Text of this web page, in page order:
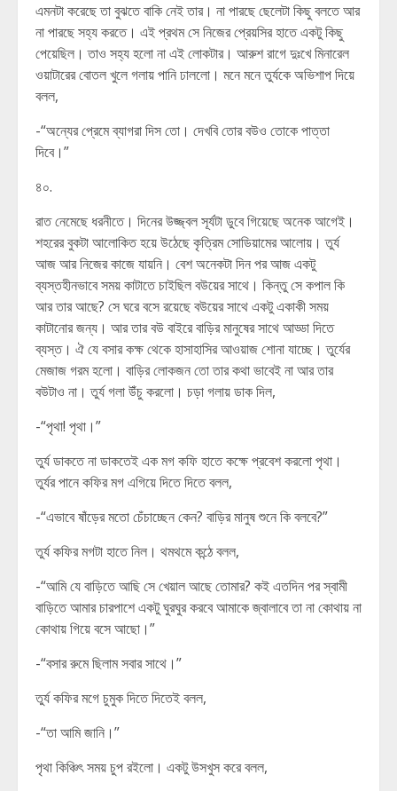
এমনটা করেছে তা বুঝতে বাকি নেই তার। না পারছে ছেলেটা কিছু বলতে আর
না পারছে সহ্য করতে। এই প্রথম সে নিজের প্রেয়সির হাতে একটু কিছু
পেয়েছিল। তাও সহ্য হলো না এই লোকটার। আরুশ রাগে দুঃখে মিনারেল
ওয়াটারের বোতল খুলে গলায় পানি ঢাললো। মনে মনে তুর্যকে অভিশাপ দিয়ে
বলল,
-“অন্যের প্রেমে ব্যাগরা দিস তো। দেখবি তোর বউও তোকে পাত্তা
দিবে।”
৪০.
রাত নেমেছে ধরনীতে। দিনের উজ্জ্বল সূর্যটা ডুবে গিয়েছে অনেক আগেই।
শহরের বুকটা আলোকিত হয়ে উঠেছে কৃত্রিম সোডিয়ামের আলোয়। তুর্য
আজ আর নিজের কাজে যায়নি। বেশ অনেকটা দিন পর আজ একটু
ব্যস্তহীনভাবে সময় কাটাতে চাইছিল বউয়ের সাথে। কিন্তু সে কপাল কি
আর তার আছে? সে ঘরে বসে রয়েছে বউয়ের সাথে একটু একাকী সময়
কাটানোর জন্য। আর তার বউ বাইরে বাড়ির মানুষের সাথে আড্ডা দিতে
ব্যস্ত। ঐ যে বসার কক্ষ থেকে হাসাহাসির আওয়াজ শোনা যাচ্ছে। তুর্যের
মেজাজ গরম হলো। বাড়ির লোকজন তো তার কথা ভাবেই না আর তার
বউটাও না। তুর্য গলা উঁচু করলো। চড়া গলায় ডাক দিল,
-“পৃথা! পৃথা।”
তুর্য ডাকতে না ডাকতেই এক মগ কফি হাতে কক্ষে প্রবেশ করলো পৃথা।
তুর্যর পানে কফির মগ এগিয়ে দিতে দিতে বলল,
-“এভাবে ষাঁড়ের মতো চেঁচাচ্ছেন কেন? বাড়ির মানুষ শুনে কি বলবে?”
তুর্য কফির মগটা হাতে নিল। থমথমে কন্ঠে বলল,
-“আমি যে বাড়িতে আছি সে খেয়াল আছে তোমার? কই এতদিন পর স্বামী
বাড়িতে আমার চারপাশে একটু ঘুরঘুর করবে আমাকে জ্বালাবে তা না কোথায় না
কোথায় গিয়ে বসে আছো।”
-“বসার রুমে ছিলাম সবার সাথে।”
তুর্য কফির মগে চুমুক দিতে দিতেই বলল,
-“তা আমি জানি।”
পৃথা কিঞ্চিৎ সময় চুপ রইলো। একটু উসখুস করে বলল,